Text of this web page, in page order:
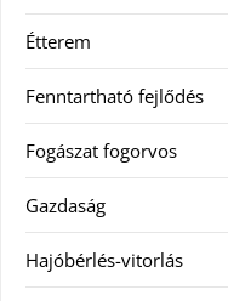
Étterem
Fenntartható fejlődés
Fogászat fogorvos
Gazdaság
Hajóbérlés-vitorlás